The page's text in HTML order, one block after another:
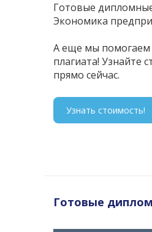
Готовые
Экономика
А еще мы помогаем
плагиата! Узнайте
прямо сейчас.
Узнать стоимость!
Готовые